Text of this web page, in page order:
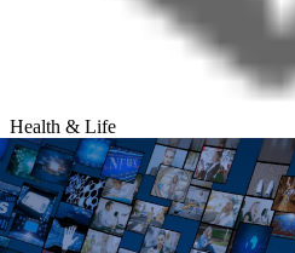
Health & Life